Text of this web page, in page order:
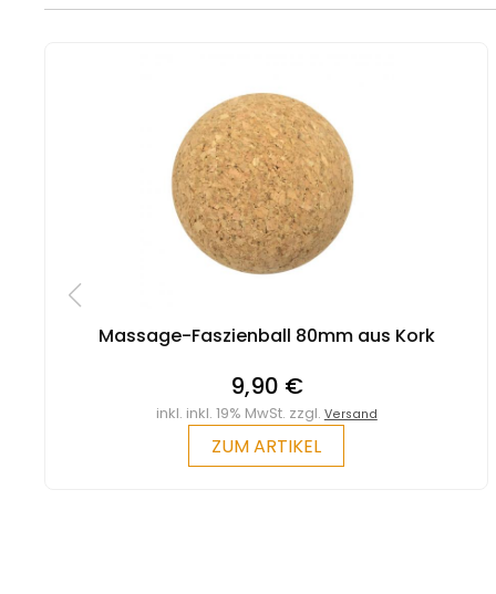
Massage-Faszienball 80mm aus Kork
9,90 €
inkl. inkl. 19% MwSt. zzgl. Versand
ZUM ARTIKEL